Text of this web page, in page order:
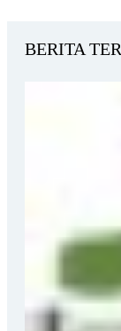
BERITA